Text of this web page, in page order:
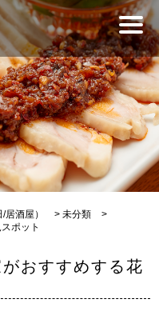
酒屋） >未分類
>
ポット
おすすめする花